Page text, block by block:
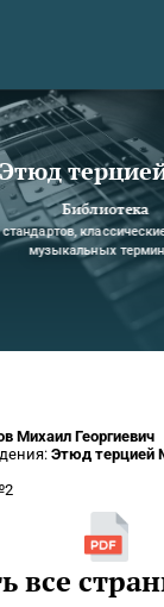
Этюд
Библиотека
музыкальных
Михаил Георгиевич
Этюд терцией
все